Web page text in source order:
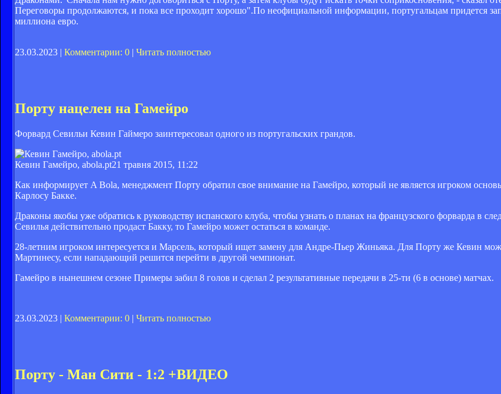
Переговоры продолжаются, и пока все проходит хорошо".По неофициальной информации, португальцам придется
миллиона евро.
23.03.2023 | Комментарии: 0 | Читать полностью
Порту нацелен на Гамейро
Форвард Севильи Кевин Гаймеро заинтересовал одного из португальских грандов.
Кевин Гамейро, abola.pt21 травня 2015, 11:22
Как информирует A Bola, менеджмент Порту обратил свое внимание на Гамейро, который не является игроком
Карлосу Бакке.
Драконы якобы уже обратись к руководству испанского клуба, чтобы узнать о планах на французского форварда в
Севилья действительно продаст Бакку, то Гамейро может остаться в команде.
28-летним игроком интересуется и Марсель, который ищет замену для Андре-Пьер Жиньяка. Для Порту же Кевин
Мартинесу, если нападающий решится перейти в другой чемпионат.
Гамейро в нынешнем сезоне Примеры забил 8 голов и сделал 2 результативные передачи в 25-ти (6 в основе) матчах.
23.03.2023 | Комментарии: 0 | Читать полностью
Порту - Ман Сити - 1:2 +ВИДЕО